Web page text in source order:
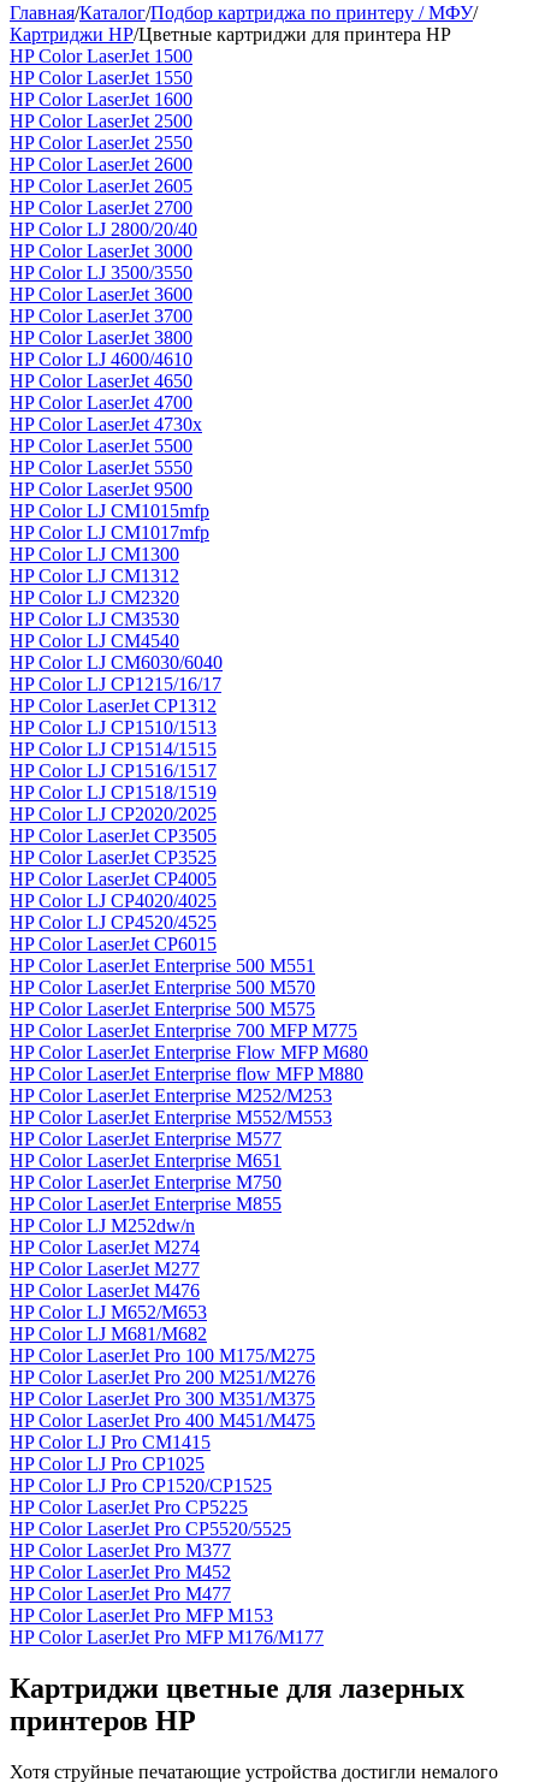
Главная/Каталог/Подбор картриджа по принтеру / МФУ/
Картриджи HP/Цветные картриджи для принтера HP
HP Color LaserJet 1500
HP Color LaserJet 1550
HP Color LaserJet 1600
HP Color LaserJet 2500
HP Color LaserJet 2550
HP Color LaserJet 2600
HP Color LaserJet 2605
HP Color LaserJet 2700
HP Color LJ 2800/20/40​
HP Color LaserJet 3000
HP Color LJ 3500/3550
HP Color LaserJet 3600
HP Color LaserJet 3700
HP Color LaserJet 3800
HP Color LJ 4600/4610
HP Color LaserJet 4650
HP Color LaserJet 4700
HP Color LaserJet 4730x
HP Color LaserJet 5500
HP Color LaserJet 5550
HP Color LaserJet 9500
HP Color LJ CM1015mfp
HP Color LJ CM1017mfp
HP Color LJ CM1300
HP Color LJ CM1312
HP Color LJ CM2320
HP Color LJ CM3530
HP Color LJ CM4540
HP Color LJ CM6030/6040
HP Color LJ CP1215/16/17
HP Color LaserJet CP1312
HP Color LJ CP1510/1513
HP Color LJ CP1514/1515
HP Color LJ CP1516/1517
HP Color LJ CP1518/1519
HP Color LJ CP2020/2025
HP Color LaserJet CP3505
HP Color LaserJet CP3525
HP Color LaserJet CP4005
HP Color LJ CP4020/4025
HP Color LJ CP4520/4525
HP Color LaserJet CP6015
HP Color LaserJet Enterprise 500 M551
HP Color LaserJet Enterprise 500 M570
HP Color LaserJet Enterprise 500 M575
HP Color LaserJet Enterprise 700 MFP M775
HP Color LaserJet Enterprise Flow MFP M680
HP Color LaserJet Enterprise flow MFP M880
HP Color LaserJet Enterprise M252/M253
HP Color LaserJet Enterprise M552/M553
HP Color LaserJet Enterprise M577
HP Color LaserJet Enterprise M651
HP Color LaserJet Enterprise M750
HP Color LaserJet Enterprise M855
HP Color LJ M252dw/n
HP Color LaserJet M274
HP Color LaserJet M277
HP Color LaserJet M476
HP Color LJ M652/M653
HP Color LJ M681/M682
HP Color LaserJet Pro 100 M175/M275
HP Color LaserJet Pro 200 M251/M276
HP Color LaserJet Pro 300 M351/M375
HP Color LaserJet Pro 400 M451/M475
HP Color LJ Pro CM1415
HP Color LJ Pro CP1025
HP Color LJ Pro CP1520/CP1525
HP Color LaserJet Pro CP5225
HP Color LaserJet Pro CP5520/5525
HP Color LaserJet Pro M377
HP Color LaserJet Pro M452
HP Color LaserJet Pro M477
HP Color LaserJet Pro MFP M153
HP Color LaserJet Pro MFP M176/M177
Картриджи цветные для лазерных
принтеров HP
Хотя струйные печатающие устройства достигли немалого